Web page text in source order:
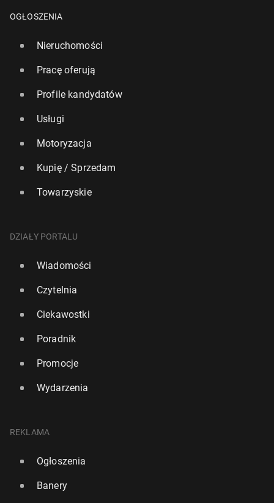
OGŁOSZENIA
Nieruchomości
Pracę oferują
Profile kandydatów
Usługi
Motoryzacja
Kupię / Sprzedam
Towarzyskie
DZIAŁY PORTALU
Wiadomości
Czytelnia
Ciekawostki
Poradnik
Promocje
Wydarzenia
REKLAMA
Ogłoszenia
Banery